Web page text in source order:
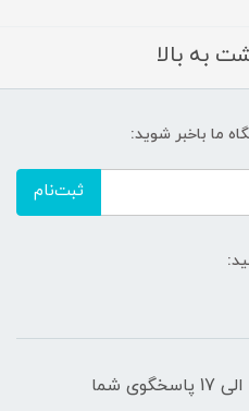
به بالا
ما باخبر شوید:
ثبت‌نام
شنبه تا پنج شنبه ، از ساعت 9 الی 17 پاسخگوی شما